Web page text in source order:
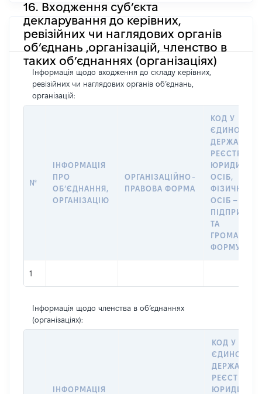
16. Входження суб’єкта
декларування до керівних,
ревізійних чи наглядових органів
об’єднань ,організацій, членство в
таких об’єднаннях (організаціях)
Інформація щодо входження до складу керівних,
ревізійних чи наглядових органів об’єднань,
організацій:
№
ІНФОРМАЦІЯ
ПРО
ОБʼЄДНАННЯ,
ОРГАНІЗАЦІЮ
ОРГАНІЗАЦІЙНО-
ПРАВОВА ФОРМА
КОД У
ЄДИНОМУ
РЕЄСТРІ
ОСІБ,
ФІЗИЧНИХ
ОСІБ –
ТА
1
Інформація щодо членства в об’єднаннях
(організаціях):
ІНФОРМАЦІЯ
КОД У
ЄДИНОМУ
РЕЄСТРІ